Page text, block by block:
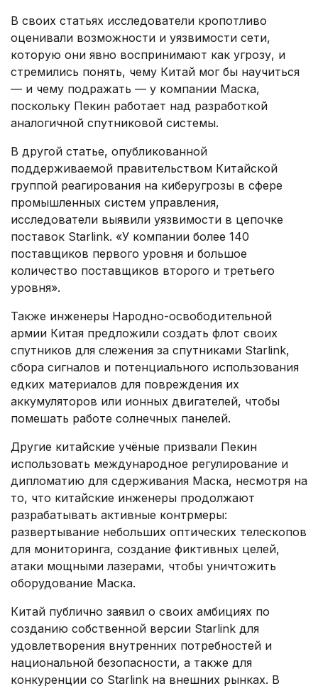
В своих статьях исследователи кропотливо
оценивали возможности и уязвимости сети,
которую они явно воспринимают как угрозу, и
стремились понять, чему Китай мог бы научиться
— и чему подражать — у компании Маска,
поскольку Пекин работает над разработкой
аналогичной спутниковой системы.
В другой статье, опубликованной
поддерживаемой правительством Китайской
группой реагирования на киберугрозы в сфере
промышленных систем управления,
исследователи выявили уязвимости в цепочке
поставок Starlink. «У компании более 140
поставщиков первого уровня и большое
количество поставщиков второго и третьего
уровня».
Также инженеры Народно-освободительной
армии Китая предложили создать флот своих
спутников для слежения за спутниками Starlink,
сбора сигналов и потенциального использования
едких материалов для повреждения их
аккумуляторов или ионных двигателей, чтобы
помешать работе солнечных панелей.
Другие китайские учёные призвали Пекин
использовать международное регулирование и
дипломатию для сдерживания Маска, несмотря на
то, что китайские инженеры продолжают
разрабатывать активные контрмеры:
развертывание небольших оптических телескопов
для мониторинга, создание фиктивных целей,
атаки мощными лазерами, чтобы уничтожить
оборудование Маска.
Китай публично заявил о своих амбициях по
созданию собственной версии Starlink для
удовлетворения внутренних потребностей и
национальной безопасности, а также для
конкуренции со Starlink на внешних рынках. В